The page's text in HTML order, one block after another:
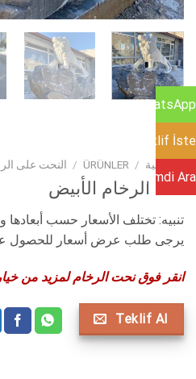
الرئيسية /
ÜRÜNLER
/ النحت على
أسد الرخام الأبيض
تنبيه: تختلف الأسعار حسب أبعادها
يرجى طلب عرض أسعار للحصول
انقر فوق نحت الرخام لمزيد من
Teklif Al
WhatsApp
Teklif İste
Şimdi Ara